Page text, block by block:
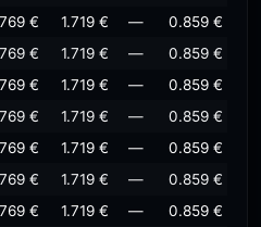
€ 1.719 € —
0.859 €
€ 1.719 € —
0.859 €
€ 1.719 € —
0.859 €
€ 1.719 € —
0.859 €
€ 1.719 € —
0.859 €
€ 1.719 € —
0.859 €
€ 1.719 € —
0.859 €